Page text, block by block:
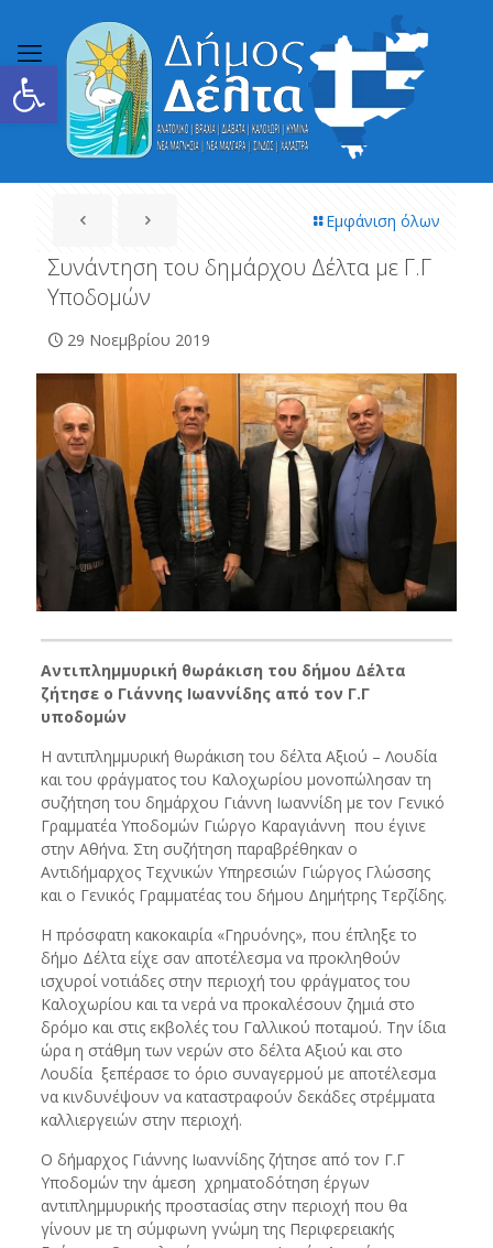
Ανοίξτε τη γραμμή εργαλείων
Εμφάνιση όλων
Συνάντηση του δημάρχου Δέλτα με Γ.Γ
Υποδομών
29 Νοεμβρίου 2019
Αντιπλημμυρική θωράκιση του δήμου Δέλτα
ζήτησε ο Γιάννης Ιωαννίδης από τον Γ.Γ
υποδομών
Η αντιπλημμυρική θωράκιση του δέλτα Αξιού – Λουδία
και του φράγματος του Καλοχωρίου μονοπώλησαν τη
συζήτηση του δημάρχου Γιάννη Ιωαννίδη με τον Γενικό
Γραμματέα Υποδομών Γιώργο Καραγιάννη που έγινε
στην Αθήνα. Στη συζήτηση παραβρέθηκαν ο
Αντιδήμαρχος Τεχνικών Υπηρεσιών Γιώργος Γλώσσης
και ο Γενικός Γραμματέας του δήμου Δημήτρης Τερζίδης.
Η πρόσφατη κακοκαιρία «Γηρυόνης», που έπληξε το
δήμο Δέλτα είχε σαν αποτέλεσμα να προκληθούν
ισχυροί νοτιάδες στην περιοχή του φράγματος του
Καλοχωρίου και τα νερά να προκαλέσουν ζημιά στο
δρόμο και στις εκβολές του Γαλλικού ποταμού. Την ίδια
ώρα η στάθμη των νερών στο δέλτα Αξιού και στο
Λουδία ξεπέρασε το όριο συναγερμού με αποτέλεσμα
να κινδυνέψουν να καταστραφούν δεκάδες στρέμματα
καλλιεργειών στην περιοχή.
Ο δήμαρχος Γιάννης Ιωαννίδης ζήτησε από τον Γ.Γ
Υποδομών την άμεση χρηματοδότηση έργων
αντιπλημμυρικής προστασίας στην περιοχή που θα
γίνουν με τη σύμφωνη γνώμη της Περιφερειακής